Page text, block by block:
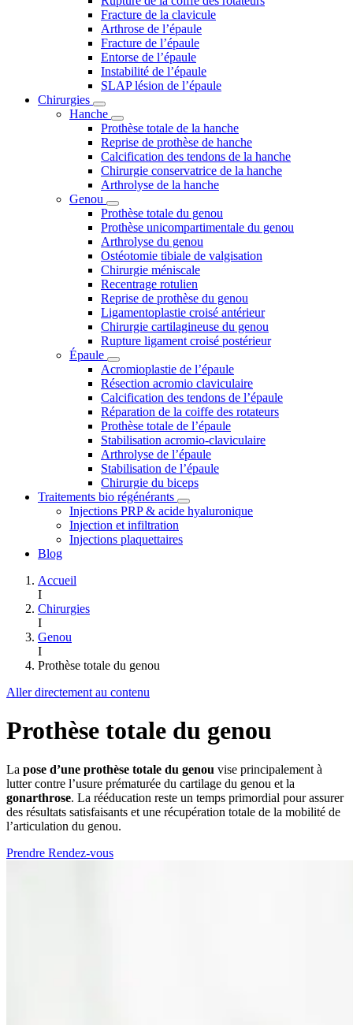
Fracture de la clavicule
Arthrose de l’épaule
Fracture de l’épaule
Entorse de l’épaule
Instabilité de l’épaule
SLAP lésion de l’épaule
Chirurgies
Hanche
Prothèse totale de la hanche
Reprise de prothèse de hanche
Calcification des tendons de la hanche
Chirurgie conservatrice de la hanche
Arthrolyse de la hanche
Genou
Prothèse totale du genou
Prothèse unicompartimentale du genou
Arthrolyse du genou
Ostéotomie tibiale de valgisation
Chirurgie méniscale
Recentrage rotulien
Reprise de prothèse du genou
Ligamentoplastie croisé antérieur
Chirurgie cartilagineuse du genou
Rupture ligament croisé postérieur
Épaule
Acromioplastie de l’épaule
Résection acromio claviculaire
Calcification des tendons de l’épaule
Réparation de la coiffe des rotateurs
Prothèse totale de l’épaule
Stabilisation acromio-claviculaire
Arthrolyse de l’épaule
Stabilisation de l’épaule
Chirurgie du biceps
Traitements bio régénérants
Injections PRP & acide hyaluronique
Injection et infiltration
Injections plaquettaires
Blog
Accueil
I
Chirurgies
I
Genou
I
Prothèse totale du genou
Aller directement au contenu
Prothèse totale du genou
La pose d’une prothèse totale du genou vise principalement à
lutter contre l’usure prématurée du cartilage du genou et la
gonarthrose. La rééducation reste un temps primordial pour assurer
des résultats satisfaisants et une récupération totale de la mobilité de
l’articulation du genou.
Prendre Rendez-vous